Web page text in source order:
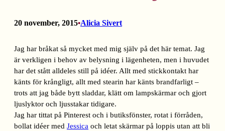
20 november, 2015•Alicia Sivert
Jag har bråkat så mycket med mig själv på det här temat. Jag
är verkligen i behov av belysning i lägenheten, men i huvudet
har det stått alldeles still på idéer. Allt med stickkontakt har
känts för krångligt, allt med stearin har känts brandfarligt –
trots att jag både bytt sladdar, klätt om lampskärmar och gjort
ljuslyktor och ljusstakar tidigare.
Jag har tittat på Pinterest och i butiksfönster, rotat i förråden,
bollat idéer med Jessica och letat skärmar på loppis utan att bli